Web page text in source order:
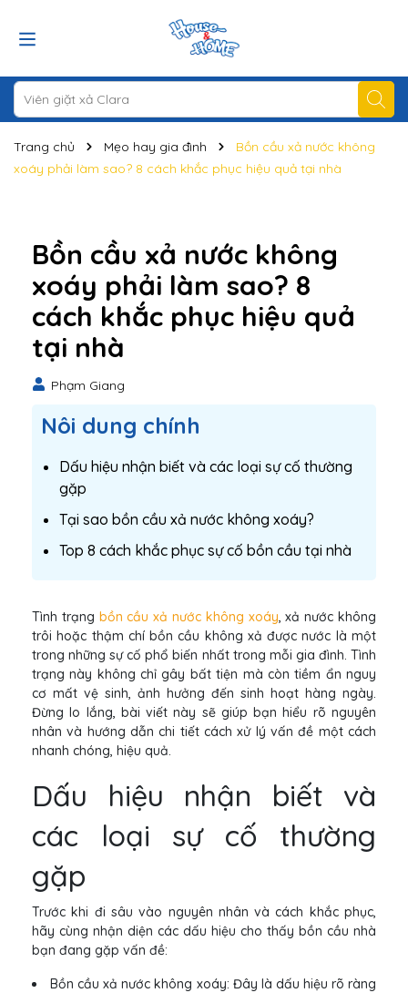
Trang chủ Mẹo hay gia đình
Bồn cầu xả nước không
xoáy phải làm sao? 8 cách khắc phục hiệu quả tại nhà
Bồn cầu xả nước không
xoáy phải làm sao? 8
cách khắc phục hiệu quả
tại nhà
Phạm Giang
Nôi dung chính
Dấu hiệu nhận biết và các loại sự cố thường
gặp
Tại sao bồn cầu xả nước không xoáy?
Top 8 cách khắc phục sự cố bồn cầu tại nhà
Tình trạng bồn cầu xả nước không xoáy, xả nước không
trôi hoặc thậm chí bồn cầu không xả được nước là một
trong những sự cố phổ biến nhất trong mỗi gia đình. Tình
trạng này không chỉ gây bất tiện mà còn tiềm ẩn nguy
cơ mất vệ sinh, ảnh hưởng đến sinh hoạt hàng ngày.
Đừng lo lắng, bài viết này sẽ giúp bạn hiểu rõ nguyên
nhân và hướng dẫn chi tiết cách xử lý vấn đề một cách
nhanh chóng, hiệu quả.
Dấu hiệu nhận biết và
các loại sự cố thường
gặp
Trước khi đi sâu vào nguyên nhân và cách khắc phục,
hãy cùng nhận diện các dấu hiệu cho thấy bồn cầu nhà
bạn đang gặp vấn đề:
Bồn cầu xả nước không xoáy: Đây là dấu hiệu rõ ràng